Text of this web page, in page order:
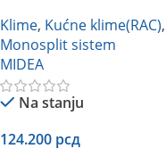
Klime, Kućne klime(RAC),
Monosplit sistem
MIDEA
Na stanju
124.200 рсд